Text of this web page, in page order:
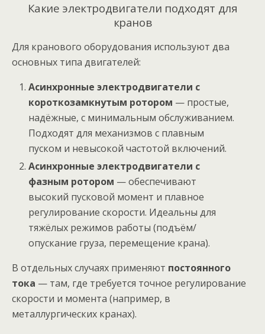
Какие электродвигатели подходят для
кранов
Для кранового оборудования используют два
основных типа двигателей:
Асинхронные электродвигатели с
короткозамкнутым ротором — простые,
надёжные, с минимальным обслуживанием.
Подходят для механизмов с плавным
пуском и невысокой частотой включений.
Асинхронные электродвигатели с
фазным ротором — обеспечивают
высокий пусковой момент и плавное
регулирование скорости. Идеальны для
тяжёлых режимов работы (подъём/
опускание груза, перемещение крана).
В отдельных случаях применяют постоянного
тока — там, где требуется точное регулирование
скорости и момента (например, в
металлургических кранах).